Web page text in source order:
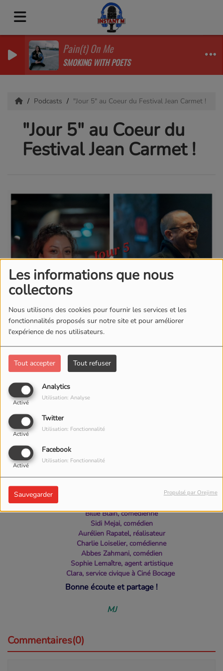
Les informations que nous
collectons
Nous utilisons des cookies pour fournir les services et les
fonctionnalités proposés sur notre site et pour améliorer
l'expérience de nos utilisateurs.
Tout accepter Tout refuser
Analytics
Activé
Utilisation: Analyse
Twitter
Activé
Utilisation: Fonctionnalité
Facebook
Activé
Utilisation: Fonctionnalité
Sauvegarder Propulsé par Orejime
Pain(t) On Me
SMOKING WITH POETS
Podcasts "Jour 5" au Coeur du Festival Jean Carmet !
"Jour 5" au Coeur du
Festival Jean Carmet !
ÉCOUTER LE PODCAST
5ème jourau coeur
Au programme, rencontre intime avec:
Julien de Saint-Jean, comédien
Marie Abbenanti et Sandy Pujol-Latour, réalisatrices
Billie Blain, comédienne
Sidi Mejai, comédien
Aurélien Rapatel, réalisateur
Charlie Loiselier, comédienne
Abbes Zahmani, comédien
Sophie Lemaître, agent artistique
Clara, service civique à Ciné Bocage
Bonne écoute et partage !
MJ
Commentaires(0)